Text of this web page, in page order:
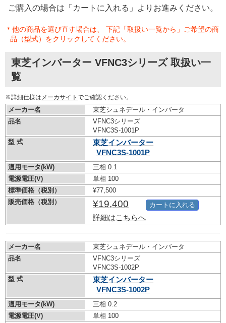
ご購入の場合は「カートに入れる」よりお進みください。
＊他の商品を選び直す場合は、 下記「取扱い一覧から」ご希望の商
品（型式）をクリックしてください。
東芝インバーター VFNC3シリーズ 取扱い一
覧
※詳細仕様は メーカサイト でご確認ください。
メーカー名
東芝シュネデール・インバータ
品名
VFNC3シリーズ
VFNC3S-1001P
型 式
東芝インバーター
VFNC3S-1001P
適用モータ(kW)
三相 0.1
電源電圧(V)
単相 100
標準価格（税別）
¥77,500
販売価格（税別）
¥19,400
詳細はこちらへ
カートに入れる
メーカー名
東芝シュネデール・インバータ
品名
VFNC3シリーズ
VFNC3S-1002P
型 式
東芝インバーター
VFNC3S-1002P
適用モータ(kW)
三相 0.2
電源電圧(V)
単相 100